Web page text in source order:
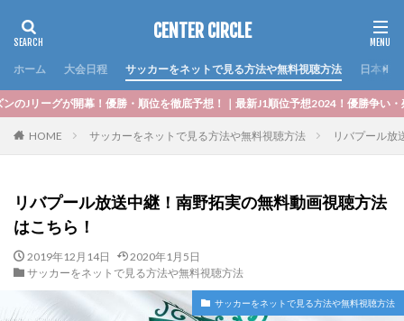
CENTER CIRCLE
ホーム 大会日程 サッカーをネットで見る方法や無料視聴方法 日本代表
位を徹底予想！｜最新J1順位予想2024！優勝争い・残留降格ラインの勝ち点
HOME サッカーをネットで見る方法や無料視聴方法 リバプール放
リバプール放送中継！南野拓実の無料動画視聴方法
はこちら！
2019年12月14日
2020年1月5日
サッカーをネットで見る方法や無料視聴方法
サッカーをネットで見る方法や無料視聴方法